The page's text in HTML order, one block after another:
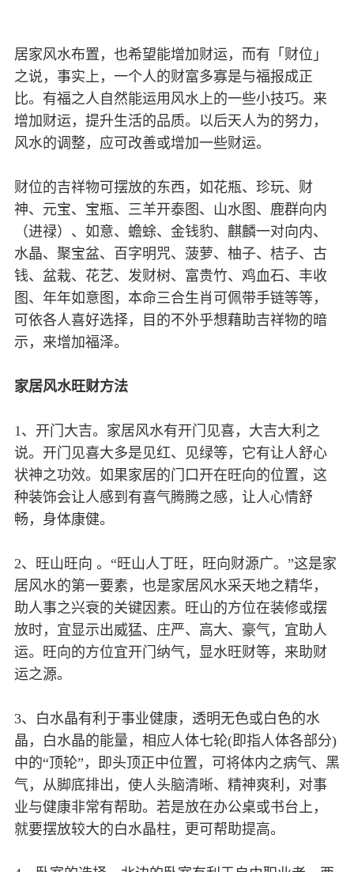
居家风水布置，也希望能增加财运，而有「财位」
之说，事实上，一个人的财富多寡是与福报成正
比。有福之人自然能运用风水上的一些小技巧。来
增加财运，提升生活的品质。以后天人为的努力，
风水的调整，应可改善或增加一些财运。
财位的吉祥物可摆放的东西，如花瓶、珍玩、财
神、元宝、宝瓶、三羊开泰图、山水图、鹿群向内
（进禄）、如意、蟾蜍、金钱豹、麒麟一对向内、
水晶、聚宝盆、百字明咒、菠萝、柚子、桔子、古
钱、盆栽、花艺、发财树、富贵竹、鸡血石、丰收
图、年年如意图，本命三合生肖可佩带手链等等，
可依各人喜好选择，目的不外乎想藉助吉祥物的暗
示，来增加福泽。
家居风水旺财方法
1、开门大吉。家居风水有开门见喜，大吉大利之
说。开门见喜大多是见红、见绿等，它有让人舒心
状神之功效。如果家居的门口开在旺向的位置，这
种装饰会让人感到有喜气腾腾之感，让人心情舒
畅，身体康健。
2、旺山旺向 。“旺山人丁旺，旺向财源广。”这是家
居风水的第一要素，也是家居风水采天地之精华，
助人事之兴衰的关键因素。旺山的方位在装修或摆
放时，宜显示出威猛、庄严、高大、豪气，宜助人
运。旺向的方位宜开门纳气，显水旺财等，来助财
运之源。
3、白水晶有利于事业健康，透明无色或白色的水
晶，白水晶的能量，相应人体七轮(即指人体各部分)
中的“顶轮”，即头顶正中位置，可将体内之病气、黑
气，从脚底排出，使人头脑清晰、精神爽利，对事
业与健康非常有帮助。若是放在办公桌或书台上，
就要摆放较大的白水晶柱，更可帮助提高。